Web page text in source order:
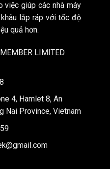
việc giúp các nhà máy
lắp ráp với tốc độ
quả hơn.
LIMITED
4, Hamlet 8, An
Nai Province, Vietnam